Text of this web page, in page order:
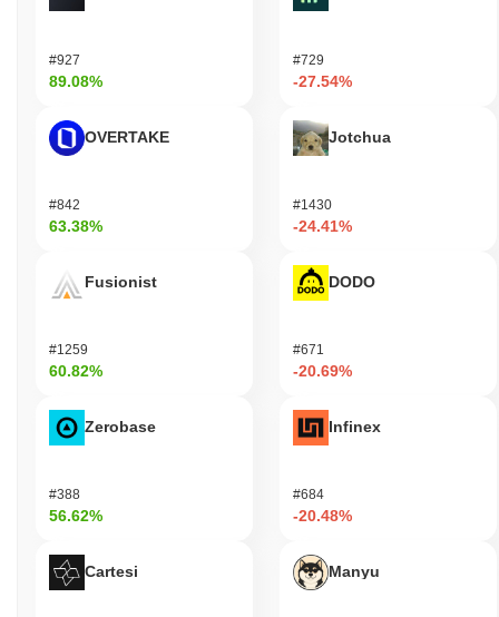
#927
89.08%
OVERTAKE
#842
63.38%
Fusionist
#1259
60.82%
Zerobase
#388
56.62%
Cartesi
#729
-27.54%
Jotchua
#1430
-24.41%
DODO
#671
-20.69%
Infinex
#684
-20.48%
Manyu